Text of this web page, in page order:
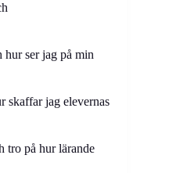
hur ser jag på min
skaffar jag elevernas
tro på hur lärande